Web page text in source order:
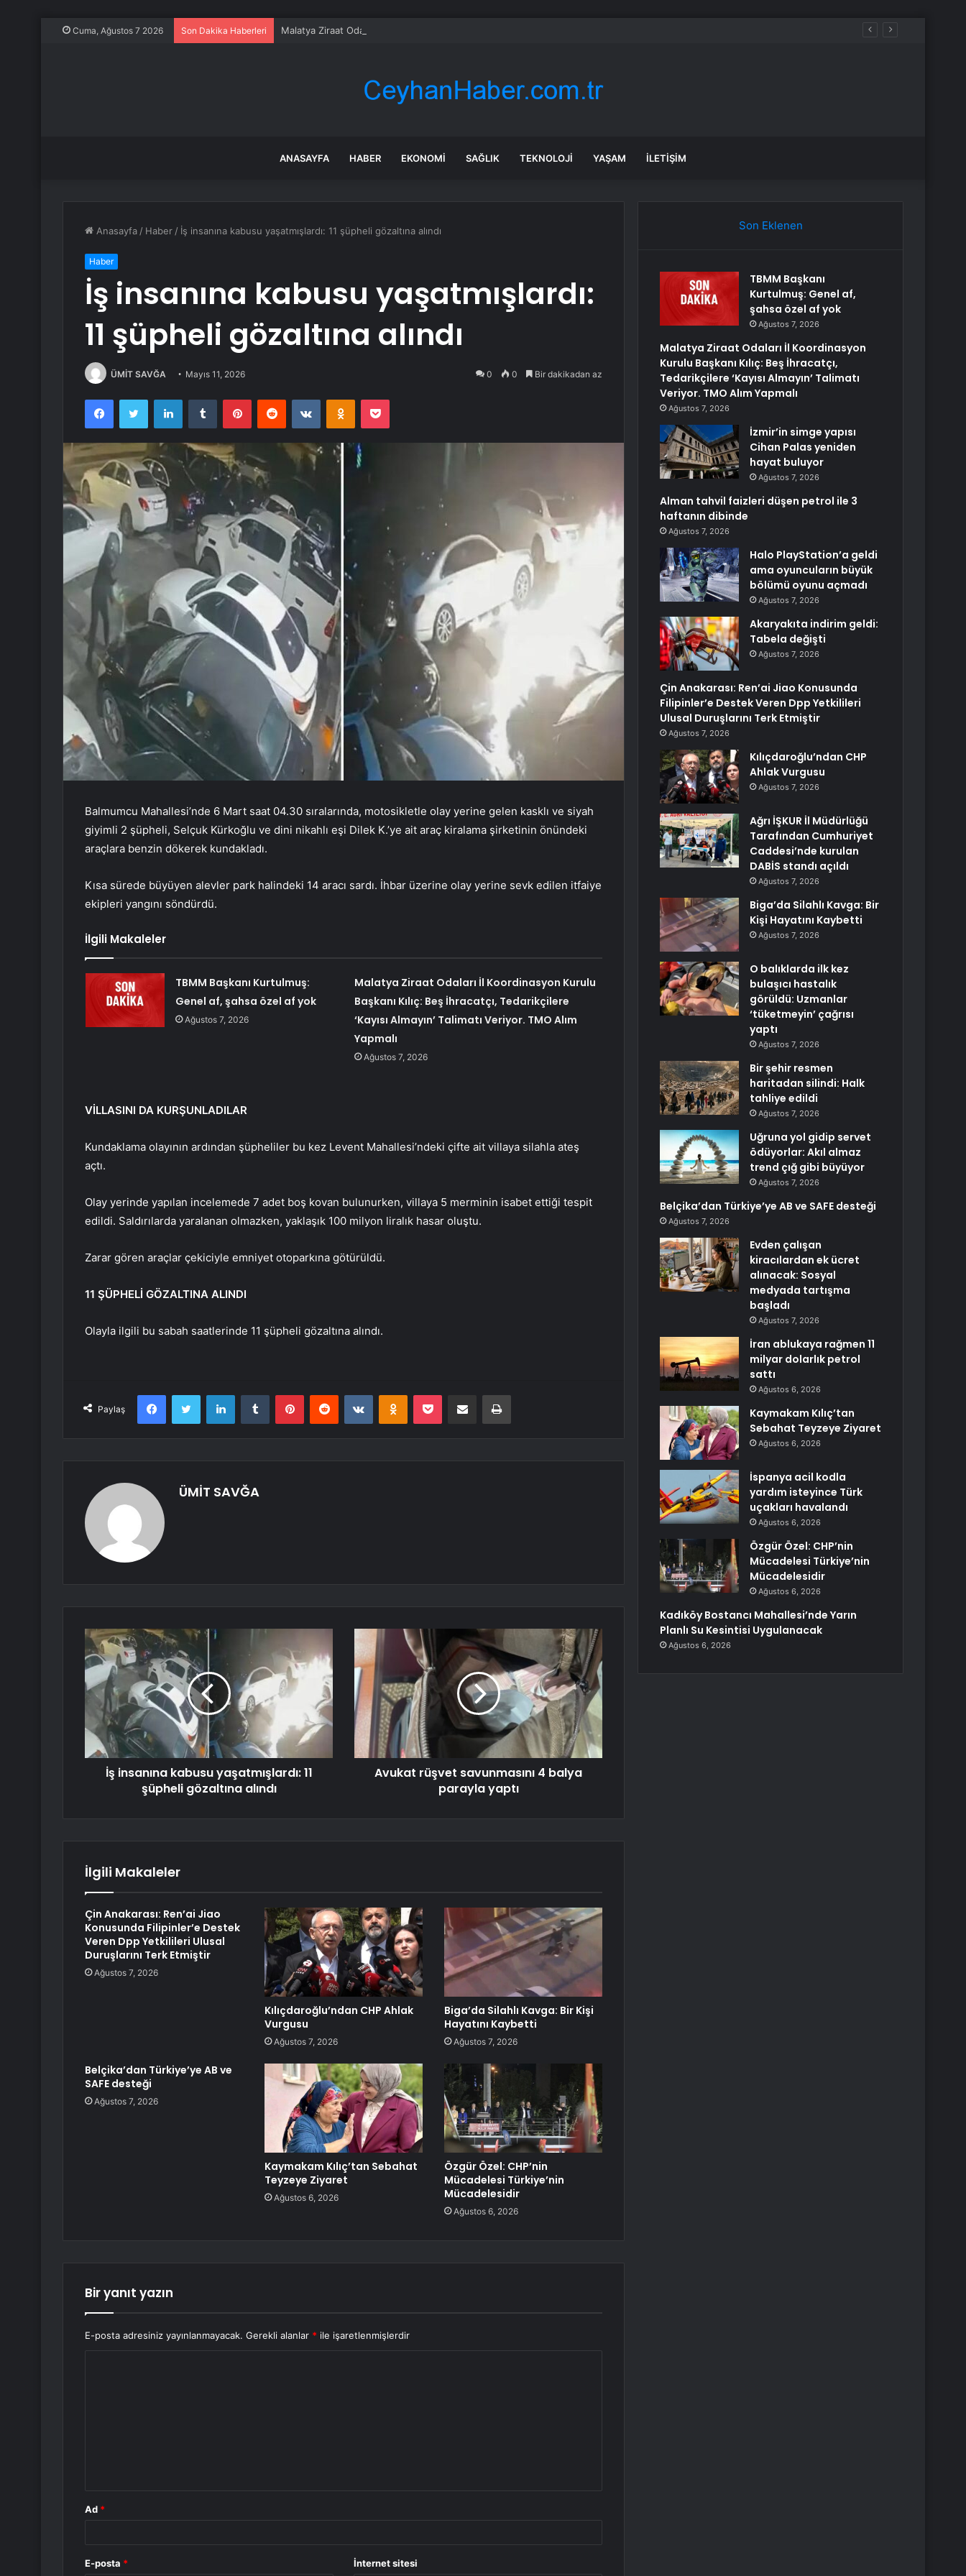
Cuma, Ağustos 7 2026 Son Dakika Haberleri
ANASAYFA HABER EKONOMI SAĞLIK TEKNOLOJI YAŞAM İLETIŞIM
Anasayfa / Haber / İş insanına kabusu yaşatmışlardı: 11 şüpheli gözaltına alındı
Haber
İş insanına kabusu yaşatmışlardı:
11 şüpheli gözaltına alındı
ÜMİT SAVĞA Mayıs 11, 2026 0 0 Bir dakikadan az
FacebookTwitter LinkedInTumblr PinterestReddit VKontakteOdnoklassniki
Pocket
Balmumcu Mahallesi’nde 6 Mart saat 04.30 sıralarında, motosikletle olay yerine gelen kasklı ve siyah
giyimli 2 şüpheli, Selçuk Kürkoğlu ve dini nikahlı eşi Dilek K.’ye ait araç kiralama şirketinin önündeki
araçlara benzin dökerek kundakladı.
Kısa sürede büyüyen alevler park halindeki 14 aracı sardı. İhbar üzerine olay yerine sevk edilen itfaiye
ekipleri yangını söndürdü.
İlgili Makaleler
TBMM Başkanı Kurtulmuş:
Genel af, şahsa özel af yok
Ağustos 7, 2026
Malatya Ziraat Odaları İl Koordinasyon Kurulu
Başkanı Kılıç: Beş İhracatçı, Tedarikçilere
‘Kayısı Almayın’ Talimatı Veriyor. TMO Alım
Yapmalı
Ağustos 7, 2026
VİLLASINI DA KURŞUNLADILAR
Kundaklama olayının ardından şüpheliler bu kez Levent Mahallesi’ndeki çifte ait villaya silahla ateş
açtı.
Olay yerinde yapılan incelemede 7 adet boş kovan bulunurken, villaya 5 merminin isabet ettiği tespit
edildi. Saldırılarda yaralanan olmazken, yaklaşık 100 milyon liralık hasar oluştu.
Zarar gören araçlar çekiciyle emniyet otoparkına götürüldü.
11 ŞÜPHELİ GÖZALTINA ALINDI
Olayla ilgili bu sabah saatlerinde 11 şüpheli gözaltına alındı.
Paylaş
FacebookTwitter LinkedInTumblr PinterestReddit VKontakteOdnoklassniki
Pocket E-Posta ile paylaş Yazdır
ÜMİT SAVĞA
İş insanına kabusu yaşatmışlardı: 11
şüpheli gözaltına alındı
Avukat rüşvet savunmasını 4 balya
parayla yaptı
İlgili Makaleler
Çin Anakarası: Ren’ai Jiao
Konusunda Filipinler’e Destek
Veren Dpp Yetkilileri Ulusal
Duruşlarını Terk Etmiştir
Ağustos 7, 2026
Kılıçdaroğlu’ndan CHP Ahlak
Vurgusu
Ağustos 7, 2026
Biga’da Silahlı Kavga: Bir Kişi
Hayatını Kaybetti
Ağustos 7, 2026
Belçika’dan Türkiye’ye AB ve
SAFE desteği
Ağustos 7, 2026
Kaymakam Kılıç’tan Sebahat
Teyzeye Ziyaret
Ağustos 6, 2026
Özgür Özel: CHP’nin
Mücadelesi Türkiye’nin
Mücadelesidir
Ağustos 6, 2026
Bir yanıt yazın
E-posta adresiniz yayınlanmayacak. Gerekli alanlar * ile işaretlenmişlerdir
Ad *
E-posta * İnternet sitesi
Son Eklenen
TBMM Başkanı
Kurtulmuş: Genel af,
şahsa özel af yok
Ağustos 7, 2026
Malatya Ziraat Odaları İl Koordinasyon
Kurulu Başkanı Kılıç: Beş İhracatçı,
Tedarikçilere ‘Kayısı Almayın’ Talimatı
Veriyor. TMO Alım Yapmalı
Ağustos 7, 2026
İzmir’in simge yapısı
Cihan Palas yeniden
hayat buluyor
Ağustos 7, 2026
Alman tahvil faizleri düşen petrol ile 3
haftanın dibinde
Ağustos 7, 2026
Halo PlayStation’a geldi
ama oyuncuların büyük
bölümü oyunu açmadı
Ağustos 7, 2026
Akaryakıta indirim geldi:
Tabela değişti
Ağustos 7, 2026
Çin Anakarası: Ren’ai Jiao Konusunda
Filipinler’e Destek Veren Dpp Yetkilileri
Ulusal Duruşlarını Terk Etmiştir
Ağustos 7, 2026
Kılıçdaroğlu’ndan CHP
Ahlak Vurgusu
Ağustos 7, 2026
Ağrı İŞKUR İl Müdürlüğü
Tarafından Cumhuriyet
Caddesi’nde kurulan
DABİS standı açıldı
Ağustos 7, 2026
Biga’da Silahlı Kavga: Bir
Kişi Hayatını Kaybetti
Ağustos 7, 2026
O balıklarda ilk kez
bulaşıcı hastalık
görüldü: Uzmanlar
‘tüketmeyin’ çağrısı
yaptı
Ağustos 7, 2026
Bir şehir resmen
haritadan silindi: Halk
tahliye edildi
Ağustos 7, 2026
Uğruna yol gidip servet
ödüyorlar: Akıl almaz
trend çığ gibi büyüyor
Ağustos 7, 2026
Belçika’dan Türkiye’ye AB ve SAFE desteği
Ağustos 7, 2026
Evden çalışan
kiracılardan ek ücret
alınacak: Sosyal
medyada tartışma
başladı
Ağustos 7, 2026
İran ablukaya rağmen 11
milyar dolarlık petrol
sattı
Ağustos 6, 2026
Kaymakam Kılıç’tan
Sebahat Teyzeye Ziyaret
Ağustos 6, 2026
İspanya acil kodla
yardım isteyince Türk
uçakları havalandı
Ağustos 6, 2026
Özgür Özel: CHP’nin
Mücadelesi Türkiye’nin
Mücadelesidir
Ağustos 6, 2026
Kadıköy Bostancı Mahallesi’nde Yarın
Planlı Su Kesintisi Uygulanacak
Ağustos 6, 2026